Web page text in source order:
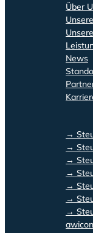
Über
Unsere
News
→
→
→
→
→
→
→